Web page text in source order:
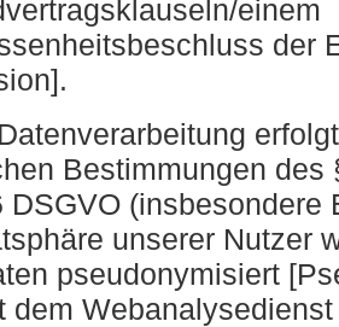
einem
der
Bestimmungen des
DSGVO (insbesondere
unserer Nutzer
pseudonymisiert
dem